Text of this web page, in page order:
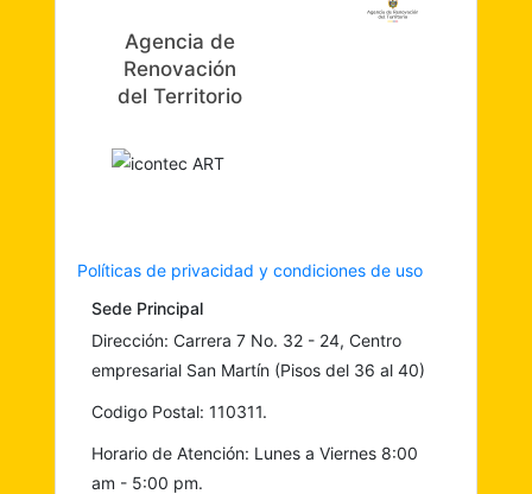
Agencia de
Renovación
del Territorio
Sede Principal
Dirección: Carrera 7 No. 32 - 24, Centro
empresarial San Martín (Pisos del 36 al 40)
Codigo Postal: 110311.
Horario de Atención: Lunes a Viernes 8:00
am - 5:00 pm.
Políticas de privacidad y condiciones de uso